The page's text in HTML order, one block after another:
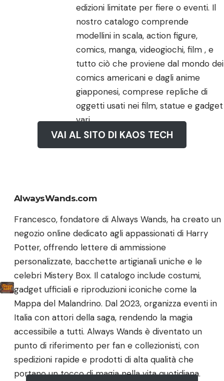
edizioni limitate per fiere o eventi. Il
nostro catalogo comprende
modellini in scala, action figure,
comics, manga, videogiochi, film , e
tutto ciò che proviene dal mondo dei
comics americani e dagli anime
giapponesi, comprese repliche di
oggetti usati nei film, statue e gadget
vari.
VAI AL SITO DI KAOS TECH
AlwaysWands.com
Francesco, fondatore di Always Wands, ha creato un
negozio online dedicato agli appassionati di Harry
Potter, offrendo lettere di ammissione
personalizzate, bacchette artigianali uniche e le
celebri Mistery Box. Il catalogo include costumi,
gadget ufficiali e riproduzioni iconiche come la
Mappa del Malandrino. Dal 2023, organizza eventi in
Italia con attori della saga, rendendo la magia
accessibile a tutti. Always Wands è diventato un
punto di riferimento per fan e collezionisti, con
spedizioni rapide e prodotti di alta qualità che
portano un tocco di magia nella vita quotidiana.